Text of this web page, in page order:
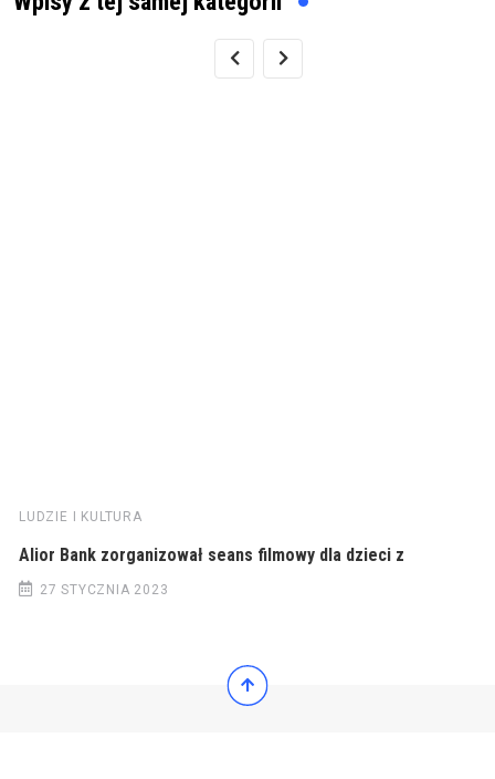
LUDZIE I KULTURA
Alior Bank zorganizował seans filmowy dla dzieci z
27 STYCZNIA 2023